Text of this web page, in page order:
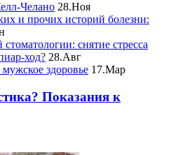
Челано 28.Ноя
и прочих историй болезни:
снятие стресса
ход? 28.Авг
здоровье 17.Мар
Показания к